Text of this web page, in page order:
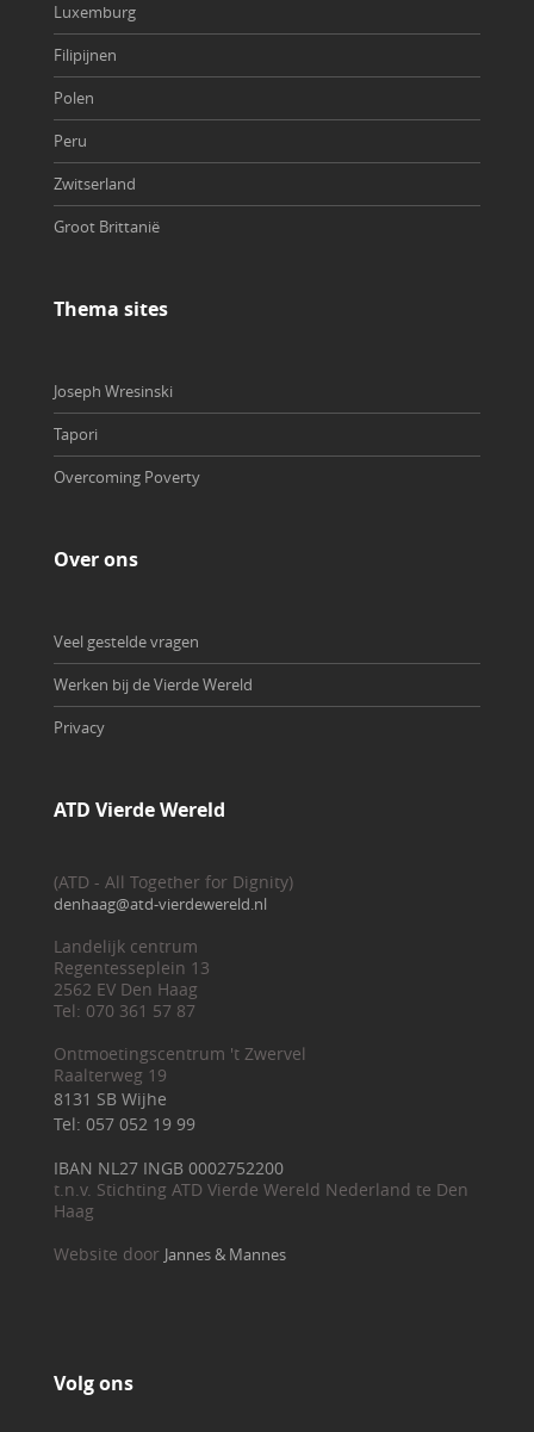
Luxemburg
Filipijnen
Polen
Peru
Zwitserland
Groot Brittanië
Thema sites
Joseph Wresinski
Tapori
Overcoming Poverty
Over ons
Veel gestelde vragen
Werken bij de Vierde Wereld
Privacy
ATD Vierde Wereld
(ATD - All Together for Dignity)
denhaag@atd-vierdewereld.nl
Landelijk centrum
Regentesseplein 13
2562 EV Den Haag
Tel: 070 361 57 87
Ontmoetingscentrum 't Zwervel
Raalterweg 19
8131 SB Wijhe
Tel: 057 052 19 99
IBAN NL27 INGB 0002752200
t.n.v. Stichting ATD Vierde Wereld Nederland te Den
Haag
Website door Jannes & Mannes
Volg ons